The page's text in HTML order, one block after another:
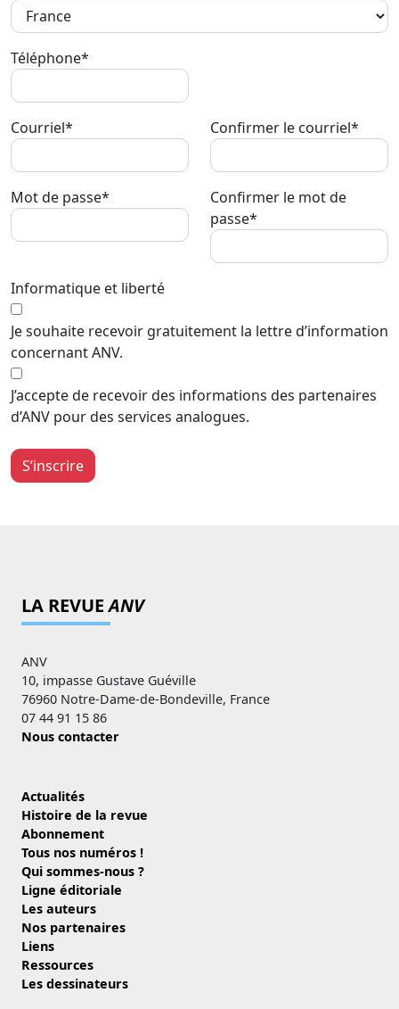
Téléphone*
Courriel* Confirmer le courriel*
Mot de passe*
Confirmer le mot de
passe*
Informatique et liberté
Je souhaite recevoir gratuitement la lettre d’information
concernant ANV.
J’accepte de recevoir des informations des partenaires
d’ANV pour des services analogues.
LA REVUEANV
ANV
10, impasse Gustave Guéville
76960 Notre-Dame-de-Bondeville, France
07 44 91 15 86
Nous contacter
Actualités
Histoire de la revue
Abonnement
Tous nos numéros !
Qui sommes-nous ?
Ligne éditoriale
Les auteurs
Nos partenaires
Liens
Ressources
Les dessinateurs